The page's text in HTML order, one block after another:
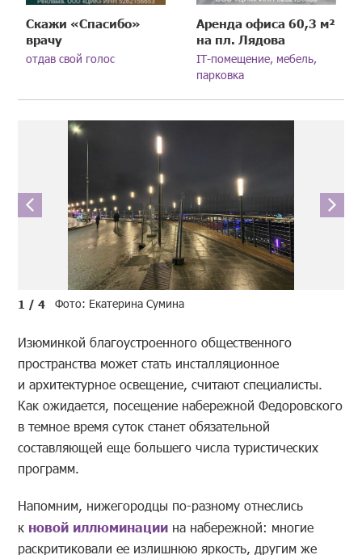
Скажи «Спасибо»
врачу
отдав свой голос
Аренда офиса 60,3 м²
на пл. Лядова
IT-помещение, мебель,
парковка
1 / 4 Фото: Екатерина Сумина
Изюминкой благоустроенного общественного
пространства может стать инсталляционное
и архитектурное освещение, считают специалисты.
Как ожидается, посещение набережной Федоровского
в темное время суток станет обязательной
составляющей еще большего числа туристических
программ.
Напомним, нижегородцы по-разному отнеслись
к новой иллюминации на набережной: многие
раскритиковали ее излишнюю яркость, другим же